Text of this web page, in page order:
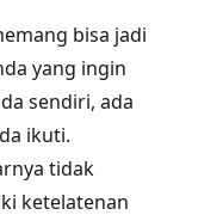
bisa jadi
yang ingin
sendiri, ada
ikuti.
tidak
ketelatenan